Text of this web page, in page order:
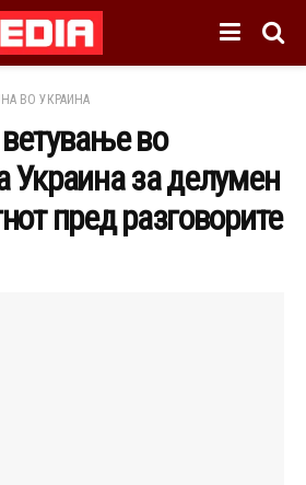
ВО УКРАИНА
во
Украина за делумен
пред разговорите